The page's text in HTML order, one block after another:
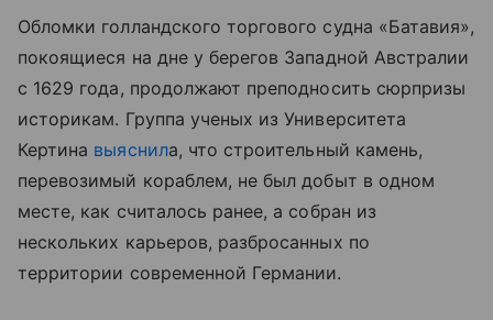
Обломки голландского торгового судна «Батавия»,
покоящиеся на дне у берегов Западной Австралии
с 1629 года, продолжают преподносить сюрпризы
историкам. Группа ученых из Университета
Кертина выяснила, что строительный камень,
перевозимый кораблем, не был добыт в одном
месте, как считалось ранее, а собран из
нескольких карьеров, разбросанных по
территории современной Германии.